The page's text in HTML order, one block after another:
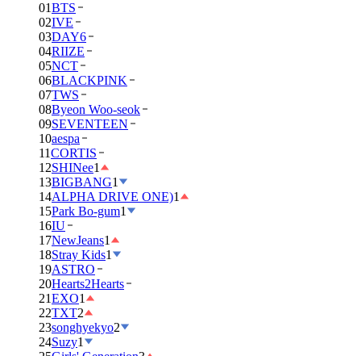
01BTS
02IVE
03DAY6
04RIIZE
05NCT
06BLACKPINK
07TWS
08Byeon Woo-seok
09SEVENTEEN
10aespa
11CORTIS
12SHINee1
13BIGBANG1
14ALPHA DRIVE ONE)1
15Park Bo-gum1
16IU
17NewJeans1
18Stray Kids1
19ASTRO
20Hearts2Hearts
21EXO1
22TXT2
23songhyekyo2
24Suzy1